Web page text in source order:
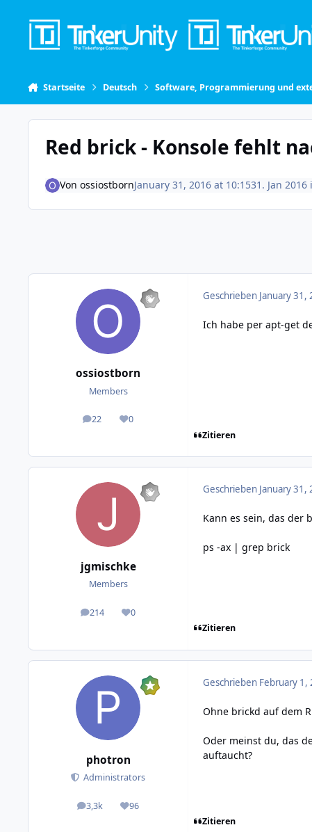
Startseite Deutsch Software, Programmierung und
Red brick - Konsole fehlt
Von ossiostbornJanuary 31, 2016 at 10:1531. Jan 2016
ossiostborn
Members
22
posts 0
Reputation
Geschrieben January 31,
Ich habe per apt-get
Zitieren
jgmischke
Members
214
posts 0
Reputation
Geschrieben January 31,
Kann es sein, das der
ps -ax | grep brick
Zitieren
photron
Administrators
3,3k
posts 96
Reputation
Geschrieben February 1,
Ohne brickd auf dem
Oder meinst du, das
auftaucht?
Zitieren